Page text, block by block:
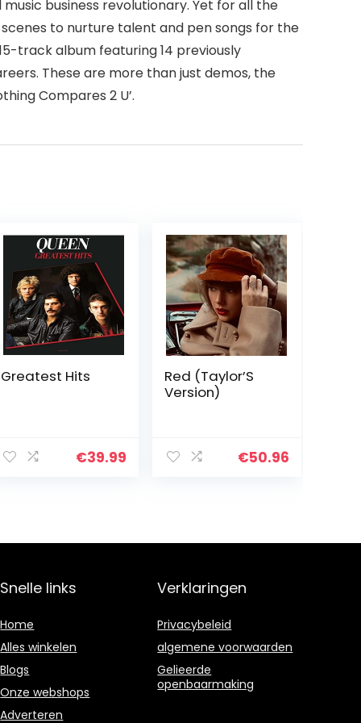
business revolutionary. Yet for all the
to nurture talent and pen songs for the
track album featuring 14 previously
These are more than just demos, the
Compares 2 U’.
Greatest Hits
€39.99
Red (Taylor’S
Version)
€50.96
Snelle links
Home
Alles winkelen
Blogs
Onze webshops
Adverteren
Verklaringen
Privacybeleid
algemene voorwaarden
Gelieerde
openbaarmaking